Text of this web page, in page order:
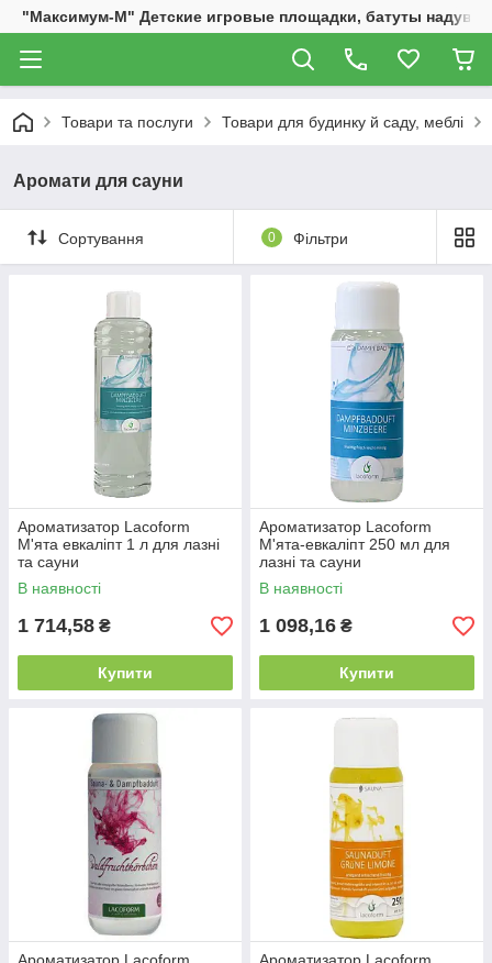
"Максимум-М" Детские игровые площадки, батуты
Товари та послуги Товари для будинку й саду, меблі
Аромати для сауни
Сортування 0 Фільтри
Ароматизатор Lacoform
М'ята евкаліпт 1 л для лазні
та сауни
В наявності
1 714,58 ₴
Купити
Ароматизатор Lacoform
М'ята-евкаліпт 250 мл для
лазні та сауни
В наявності
1 098,16 ₴
Купити